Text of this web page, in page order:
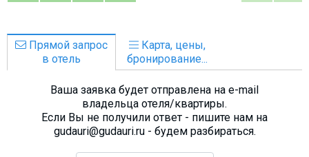
Прямой запрос
в отель
Карта, цены,
бронирование...
Ваша заявка будет отправлена на e-mail
владельца отеля/квартиры.
Если Вы не получили ответ - пишите нам на
gudauri@gudauri.ru - будем разбираться.